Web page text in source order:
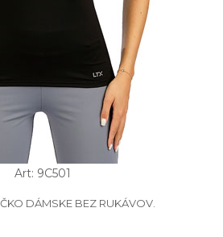
Art: 9C501
DÁMSKE BEZ RUKÁVOV.